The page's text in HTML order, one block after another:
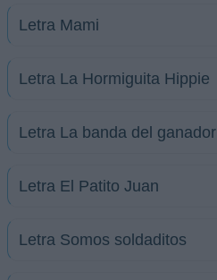
Letra Mami
Letra La Hormiguita Hippie
Letra La banda del ganador
Letra El Patito Juan
Letra Somos soldaditos